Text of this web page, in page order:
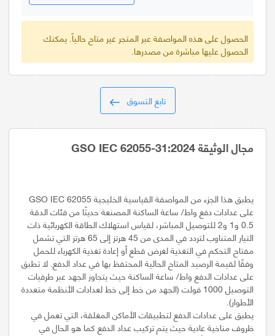
الحصول على هذه المواصفة عبر المتجر غير متاح حالياً. يمكنك
الحصول عليها مباشرة من مصدرها.
تابع التسوق
مجال الوثيقة GSO IEC 62055-31:2024
يطبق هذا الجزء من المواصفة القياسية الخليجية GSO IEC 62055
على عدادات دفع واط/ ساعة الساكنة المصنعة حديثًا من فئات الدقة
0.5 و1 و2 للتوصيل المباشر، لقياس استهلاك الطاقة الكهربائية ذات
التيار المتناوب لتردد في المدى من 45 هرتز إلى 65 هرتز التي تشمل
مفتاح التحكم في التغذية لغرض قطع أو إعادة تغذية الكهرباء للحمل
وفقًا لقيمة الرصيد المتاح الحالية المحتفظ بها في عداد الدفع. لا تطبق
على عدادات الدفع واط/ ساعة الساكنة حيث يتجاوز الجهد عبر طرفيات
التوصيل 1000 فولت (الجهد من خط إلى خط لعدادات الأنظمة متعددة
يطبق على عدادات الدفع لتطبيقات الأماكن المغلقة، التي تعمل في
ظروف مناخية عادية حيث يتم تركيب عداد الدفع كما هو الحال في